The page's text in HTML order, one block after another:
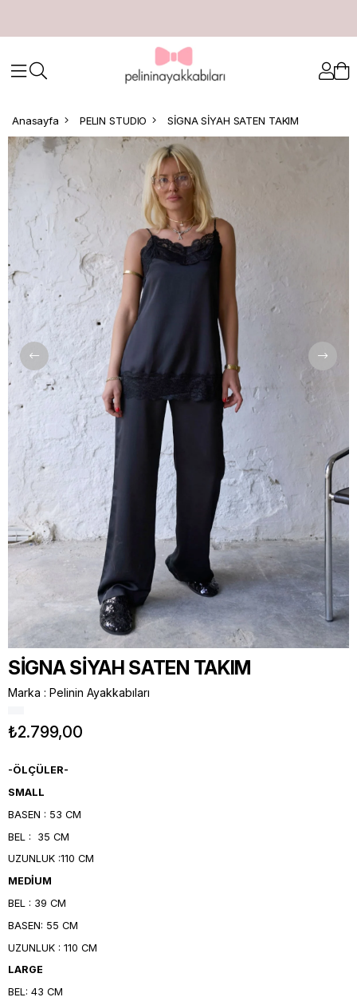
Anasayfa PELIN STUDIO SİGNA SİYAH SATEN TAKIM
SİGNA SİYAH SATEN TAKIM
Marka : Pelinin Ayakkabıları
₺2.799,00
-ÖLÇÜLER-
SMALL
BASEN : 53 CM
BEL : 35 CM
UZUNLUK :110 CM
MEDİUM
BEL : 39 CM
BASEN: 55 CM
UZUNLUK : 110 CM
LARGE
BEL: 43 CM